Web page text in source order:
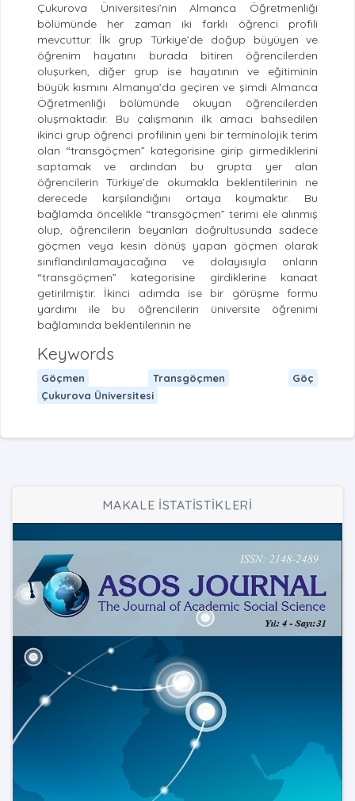
Çukurova Üniversitesi’nin Almanca Öğretmenliği
bölümünde her zaman iki farklı öğrenci profili
mevcuttur. İlk grup Türkiye’de doğup büyüyen ve
öğrenim hayatını burada bitiren öğrencilerden
oluşurken, diğer grup ise hayatının ve eğitiminin
büyük kısmını Almanya’da geçiren ve şimdi Almanca
Öğretmenliği bölümünde okuyan öğrencilerden
oluşmaktadır. Bu çalışmanın ilk amacı bahsedilen
ikinci grup öğrenci profilinin yeni bir terminolojik terim
olan “transgöçmen” kategorisine girip girmediklerini
saptamak ve ardından bu grupta yer alan
öğrencilerin Türkiye’de okumakla beklentilerinin ne
derecede karşılandığını ortaya koymaktır. Bu
bağlamda öncelikle “transgöçmen” terimi ele alınmış
olup, öğrencilerin beyanları doğrultusunda sadece
göçmen veya kesin dönüş yapan göçmen olarak
sınıflandırılamayacağına ve dolayısıyla onların
“transgöçmen” kategorisine girdiklerine kanaat
getirilmiştir. İkinci adımda ise bir görüşme formu
yardımı ile bu öğrencilerin üniversite öğrenimi
bağlamında beklentilerinin ne
Keywords
Göçmen Transgöçmen
Göç
Çukurova Üniversitesi
MAKALE İSTATİSTİKLERİ